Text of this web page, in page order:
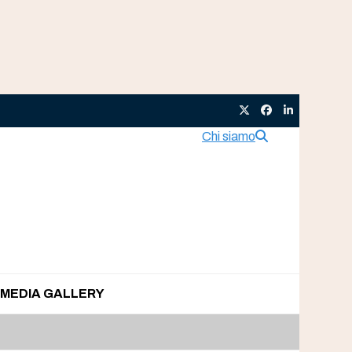
TwitterFacebook
LinkedIn
Chi siamo
MEDIA GALLERY